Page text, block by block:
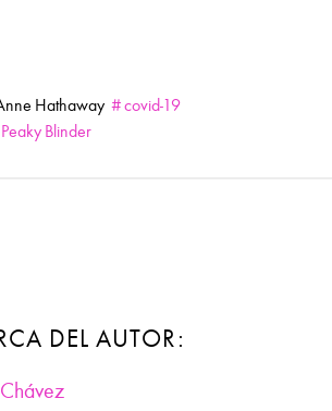
Hathaway
covid-19
Peaky Blinder
DEL AUTOR: